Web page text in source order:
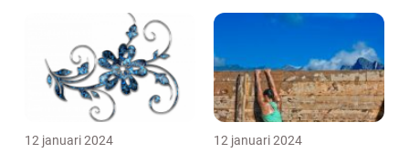
12 januari 2024 12 januari 2024